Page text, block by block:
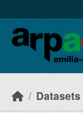
Datasets